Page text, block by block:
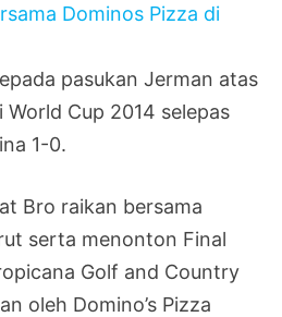
pasukan Jerman atas
Cup 2014 selepas
1-0.
Bro raikan bersama
serta menonton Final
Golf and Country
oleh Domino’s Pizza